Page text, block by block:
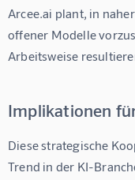
Arcee.ai plant, in
offener Modelle
Arbeitsweise
Implikationen
Diese strategische
Trend in der KI-